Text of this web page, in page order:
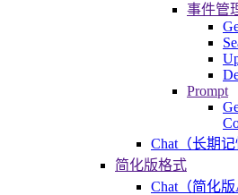
事件管
Prompt
Chat（长期记
简化版格式
Chat（简化版